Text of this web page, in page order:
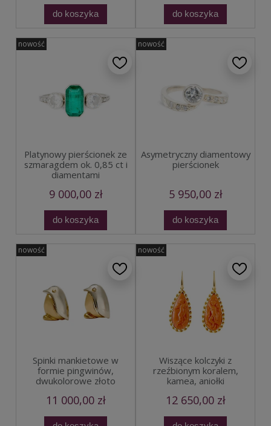
do koszyka do koszyka
Platynowy pierścionek ze
szmaragdem ok. 0,85 ct i
diamentami
9 000,00 zł
do koszyka
nowość
Asymetryczny diamentowy
pierścionek
5 950,00 zł
do koszyka
nowość
Spinki mankietowe w
formie pingwinów,
dwukolorowe złoto
11 000,00 zł
nowość
Wiszące kolczyki z
rzeźbionym koralem,
kamea, aniołki
12 650,00 zł
nowość